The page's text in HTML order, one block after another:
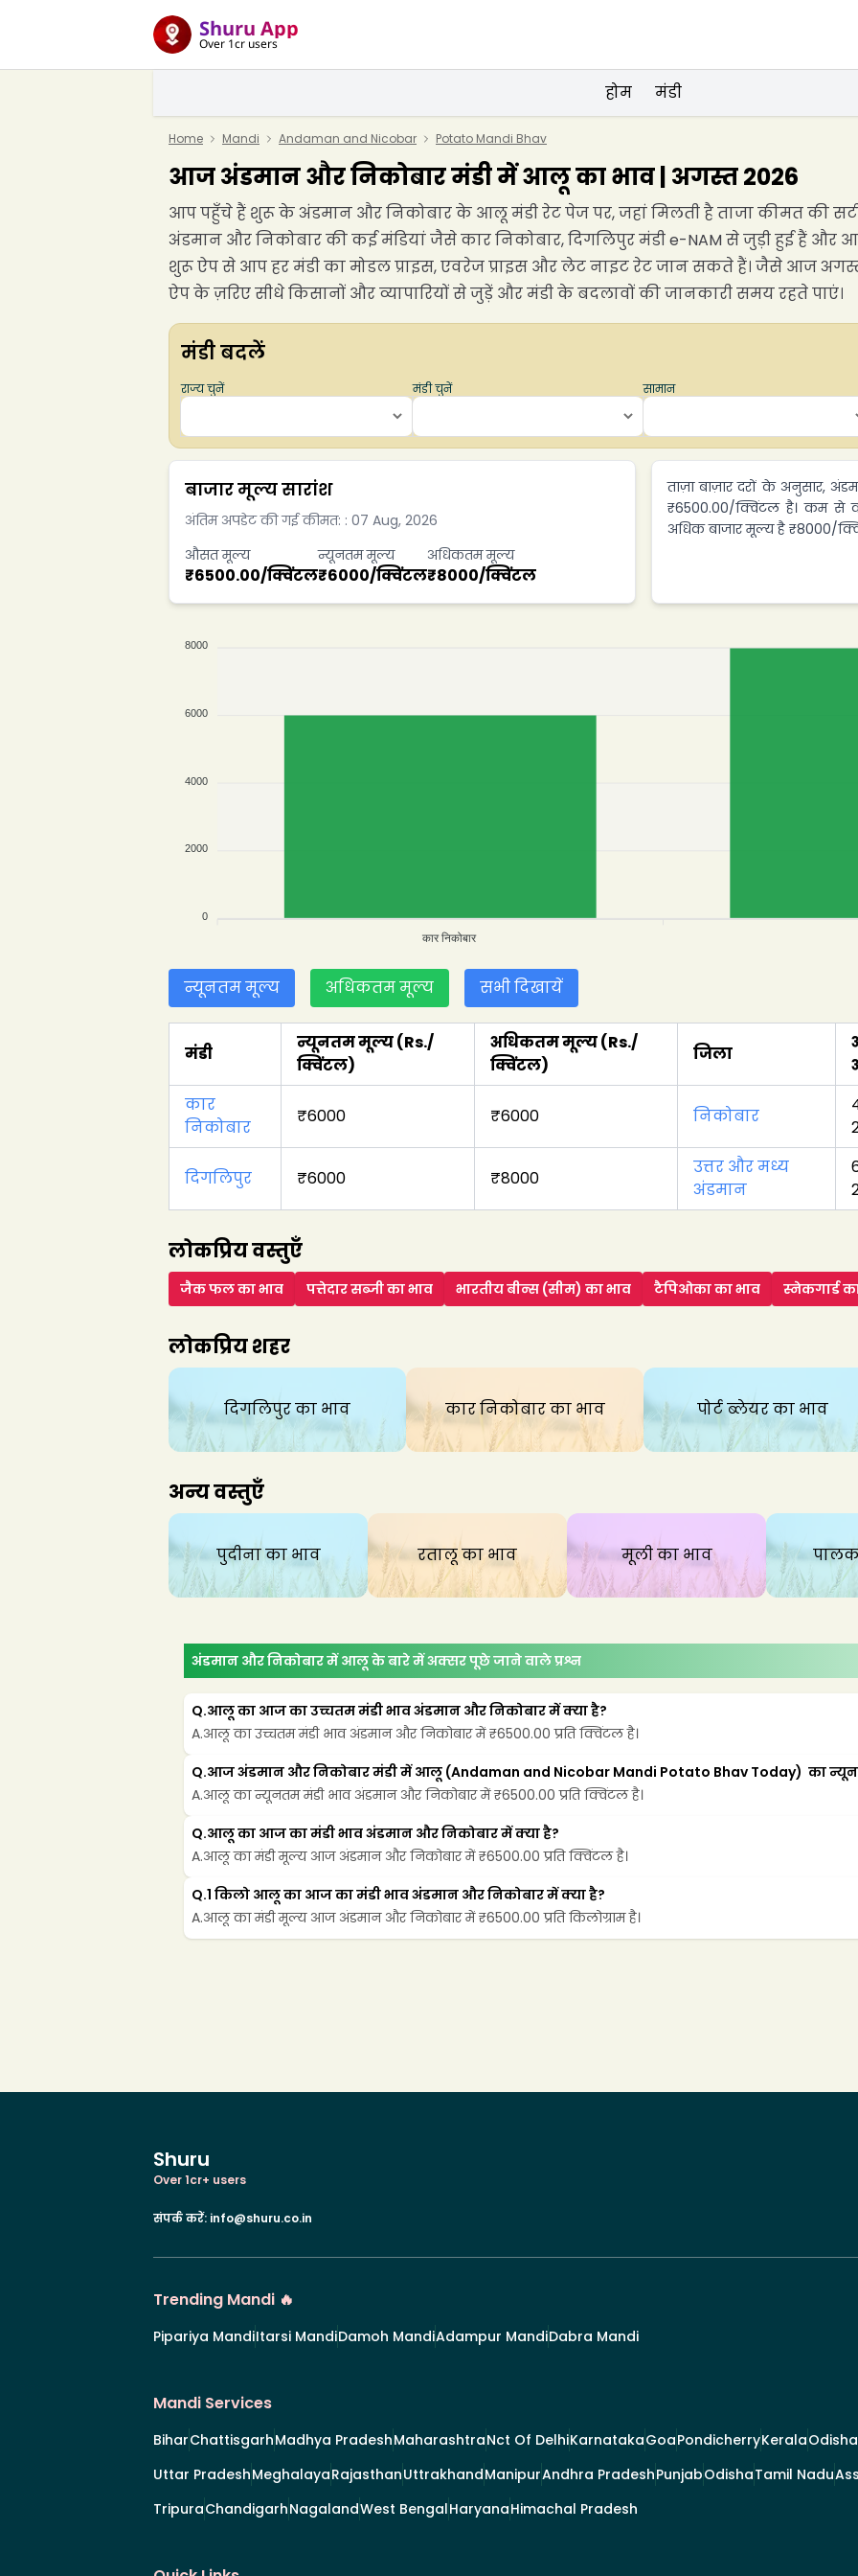
Shuru App
Over 1cr users
होम मंडी
Home Mandi Andaman and Nicobar Potato Mandi Bhav
आज अंडमान और निकोबार मंडी में आलू का भाव | अगस्त 2026
आप पहुँचे हैं शुरू के अंडमान और निकोबार के आलू मंडी रेट पेज पर, जहां मिलती है ताजा कीमत की
अंडमान और निकोबार की कई मंडियां जैसे कार निकोबार, दिगलिपुर मंडी e-NAM से जुड़ी हुई हैं और
शुरू ऐप से आप हर मंडी का मोडल प्राइस, एवरेज प्राइस और लेट नाइट रेट जान सकते हैं। जैसे आज
ऐप के ज़रिए सीधे किसानों और व्यापारियों से जुड़ें और मंडी के बदलावों की जानकारी समय रहते पाएं।
मंडी बदलें
राज्य चुनें मंडी चुनें सामान
बाजार मूल्य सारांश
अंतिम अपडेट की गई कीमत: : 07 Aug, 2026
औसत मूल्य
₹6500.00/क्विंटल
न्यूनतम मूल्य
₹6000/क्विंटल
अधिकतम मूल्य
₹8000/क्विंटल
ताज़ा बाज़ार दरों के अनुसार,
₹6500.00/क्विंटल है। कम से
अधिक बाजार मूल्य है ₹8000/
8000
6000
4000
2000
0
कार निकोबार
न्यूनतम मूल्य अधिकतम मूल्य सभी दिखायें
मंडी
न्यूनतम मूल्य(Rs./
क्विंटल)
अधिकतम मूल्य(Rs./
क्विंटल)
जिला
कार
निकोबार
₹6000 ₹6000 निकोबार
दिगलिपुर ₹6000 ₹8000
उत्तर और मध्य
अंडमान
लोकप्रिय वस्तुएँ
जैक फलका भाव पत्तेदार सब्जीका भाव भारतीय बीन्स (सीम) का भाव टैपिओकाका भाव स्नेकगार्ड
लोकप्रिय शहर
दिगलिपुरका भाव कार निकोबारका भाव पोर्ट ब्लेयरका भाव
अन्य वस्तुएँ
पुदीनाका भाव रतालूका भाव मूलीका भाव
अंडमान और निकोबार में आलू के बारे में अक्सर पूछे जाने वाले प्रश्न
Q.आलू का आज का उच्चतम मंडी भाव अंडमान और निकोबार में क्या है?
A.आलू का उच्चतम मंडी भाव अंडमान और निकोबार में ₹6500.00 प्रति क्विंटल है।
Q.आज अंडमान और निकोबार मंडी में आलू (Andaman and Nicobar Mandi Potato Bhav Today)  का
A.आलू का न्यूनतम मंडी भाव अंडमान और निकोबार में ₹6500.00 प्रति क्विंटल है।
Q.आलू का आज का मंडी भाव अंडमान और निकोबार में क्या है?
A.आलू का मंडी मूल्य आज अंडमान और निकोबार में ₹6500.00 प्रति क्विंटल है।
Q.1 किलो आलू का आज का मंडी भाव अंडमान और निकोबार में क्या है?
A.आलू का मंडी मूल्य आज अंडमान और निकोबार में ₹6500.00 प्रति किलोग्राम है।
Shuru
Over 1cr+ users
संपर्क करें: info@shuru.co.in
Trending Mandi 🔥
Pipariya MandiItarsi MandiDamoh MandiAdampur MandiDabra Mandi
Mandi Services
BiharChattisgarhMadhya PradeshMaharashtraNct Of DelhiKarnatakaGoaPondicherryKeralaOdisha
Uttar PradeshMeghalayaRajasthanUttrakhandManipurAndhra PradeshPunjabOdishaTamil Nadu
TripuraChandigarhNagalandWest BengalHaryanaHimachal Pradesh